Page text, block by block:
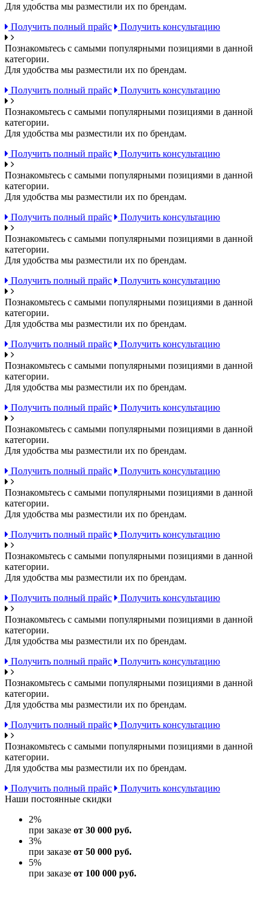
Для удобства мы разместили их по брендам.
Получить полный прайс
Получить консультацию
Познакомьтесь с самыми популярными позициями в данной
категории.
Для удобства мы разместили их по брендам.
Получить полный прайс
Получить консультацию
Познакомьтесь с самыми популярными позициями в данной
категории.
Для удобства мы разместили их по брендам.
Получить полный прайс
Получить консультацию
Познакомьтесь с самыми популярными позициями в данной
категории.
Для удобства мы разместили их по брендам.
Получить полный прайс
Получить консультацию
Познакомьтесь с самыми популярными позициями в данной
категории.
Для удобства мы разместили их по брендам.
Получить полный прайс
Получить консультацию
Познакомьтесь с самыми популярными позициями в данной
категории.
Для удобства мы разместили их по брендам.
Получить полный прайс
Получить консультацию
Познакомьтесь с самыми популярными позициями в данной
категории.
Для удобства мы разместили их по брендам.
Получить полный прайс
Получить консультацию
Познакомьтесь с самыми популярными позициями в данной
категории.
Для удобства мы разместили их по брендам.
Получить полный прайс
Получить консультацию
Познакомьтесь с самыми популярными позициями в данной
категории.
Для удобства мы разместили их по брендам.
Получить полный прайс
Получить консультацию
Познакомьтесь с самыми популярными позициями в данной
категории.
Для удобства мы разместили их по брендам.
Получить полный прайс
Получить консультацию
Познакомьтесь с самыми популярными позициями в данной
категории.
Для удобства мы разместили их по брендам.
Получить полный прайс
Получить консультацию
Познакомьтесь с самыми популярными позициями в данной
категории.
Для удобства мы разместили их по брендам.
Получить полный прайс
Получить консультацию
Познакомьтесь с самыми популярными позициями в данной
категории.
Для удобства мы разместили их по брендам.
Получить полный прайс
Получить консультацию
Наши постоянные скидки
2%
при заказе от 30 000 руб.
3%
при заказе от 50 000 руб.
5%
при заказе от 100 000 руб.